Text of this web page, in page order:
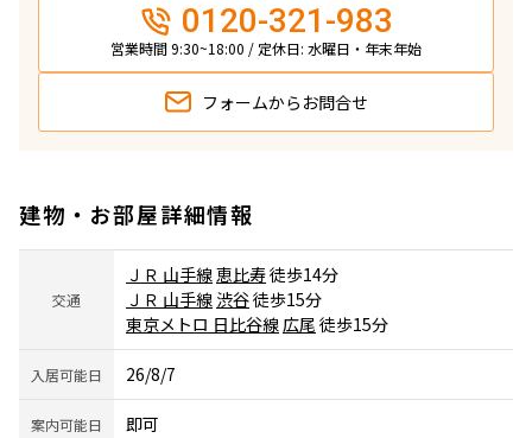
0120-321-983
営業時間 9:30~18:00 / 定休日: 水曜日・年末年始
フォームから お問合せ
建物・お部屋詳細情報
交通
ＪＲ 山手線恵比寿徒歩14分
ＪＲ 山手線 渋谷徒歩15分
東京メトロ 日比谷線広尾 徒歩15分
入居可能日 26/8/7
案内可能日 即可